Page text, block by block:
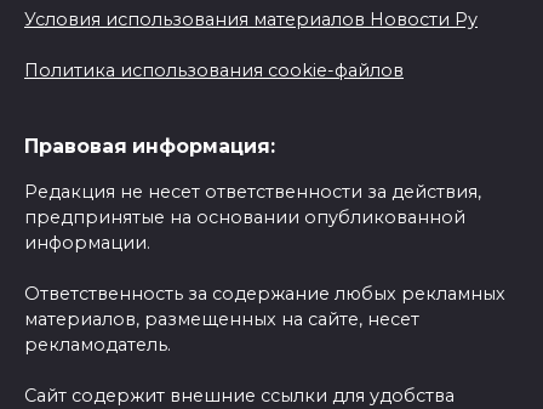
Условия использования материалов Новости Ру
Политика использования cookie-файлов
Правовая информация:
Редакция не несет ответственности за действия,
предпринятые на основании опубликованной
информации.
Ответственность за содержание любых рекламных
материалов, размещенных на сайте, несет
рекламодатель.
Сайт содержит внешние ссылки для удобства